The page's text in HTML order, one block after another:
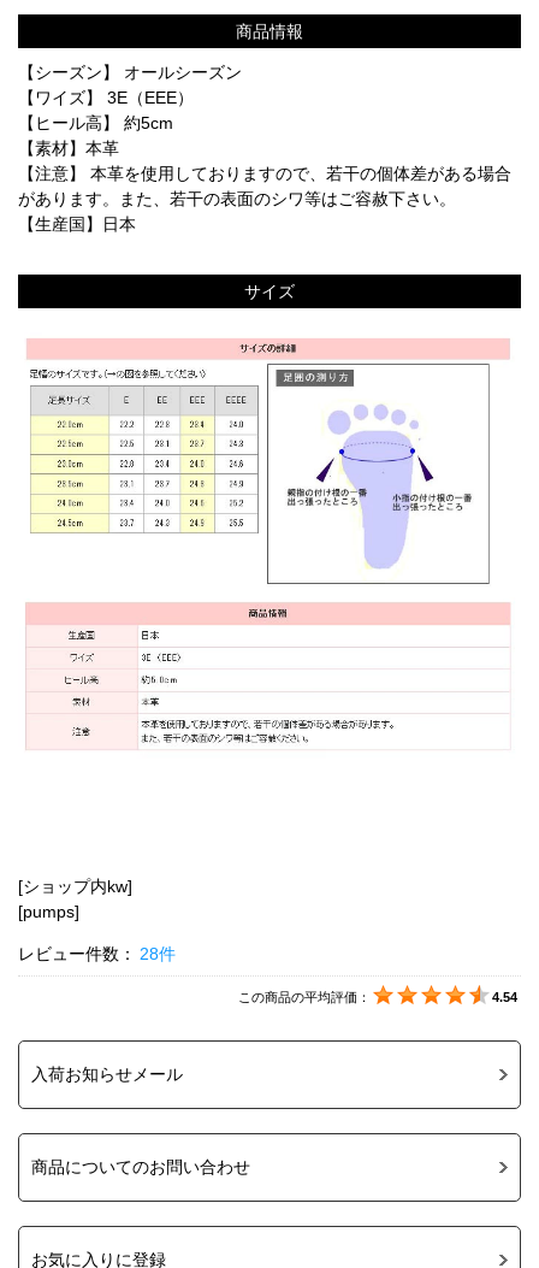
商品情報
【シーズン】 オールシーズン
【ワイズ】 3E（EEE）
【ヒール高】 約5cm
【素材】本革
【注意】 本革を使用しておりますので、若干の個体差がある場合
があります。また、若干の表面のシワ等はご容赦下さい。
【生産国】日本
サイズ
[ショップ内kw]
[pumps]
レビュー件数： 28件
この商品の平均評価： 4.54
入荷お知らせメール
商品についてのお問い合わせ
お気に入りに登録